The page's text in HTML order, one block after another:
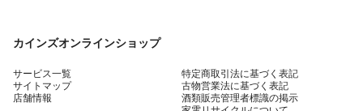
カインズオンラインショップ
サービス一覧
サイトマップ
店舗情報
特定商取引法に基づく表記
古物営業法に基づく表記
酒類販売管理者標識の掲示